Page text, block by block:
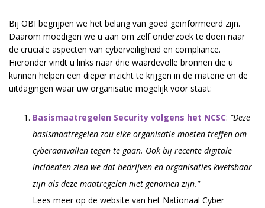
Bij OBI begrijpen we het belang van goed geïnformeerd zijn.
Daarom moedigen we u aan om zelf onderzoek te doen naar
de cruciale aspecten van cyberveiligheid en compliance.
Hieronder vindt u links naar drie waardevolle bronnen die u
kunnen helpen een dieper inzicht te krijgen in de materie en de
uitdagingen waar uw organisatie mogelijk voor staat:
Basismaatregelen Security volgens het NCSC: “Deze
basismaatregelen zou elke organisatie moeten treffen om
cyberaanvallen tegen te gaan. Ook bij recente digitale
incidenten zien we dat bedrijven en organisaties kwetsbaar
zijn als deze maatregelen niet genomen zijn.”
Lees meer op de website van het Nationaal Cyber